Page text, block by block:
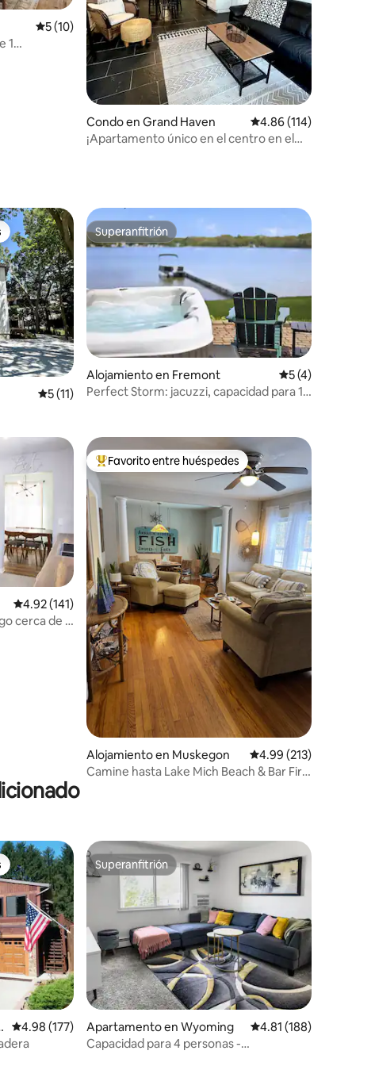
Calificación promedio: 5 de 5, 10 reseñas
5 (10)
1
Condo en Grand Haven Calificación promedio:
4.86 (114)
¡Apartamento único en el centro en el
Calificación promedio: 5 de 5, 11 reseñas
5 (11)
Superanfitrión
Superanfitrión
Alojamiento en Fremont Calificación
5 (4)
Perfect Storm: jacuzzi, capacidad para 10
Calificación promedio: 4.92 de 5, 141 reseñas
4.92 (141)
cerca de la
Favorito entre huéspedes preferido
Favorito entre huéspedes
Alojamiento en Muskegon Calificación promedio:
4.99 (213)
Camine hasta Lake Mich Beach & Bar Fire
Calificación promedio: 4.98 de 5, 177 reseñas
4.98 (177)
Superanfitrión
Superanfitrión
Apartamento en Wyoming Calificación promedio:
4.81 (188)
Capacidad para 4 personas -